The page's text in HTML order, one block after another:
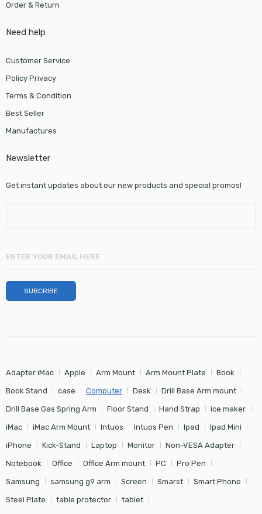
Order & Return
Need help
Customer Service
Policy Privacy
Terms & Condition
Best Seller
Manufactures
Newsletter
Get instant updates about our new products and special promos!
Adapter iMac Apple Arm Mount Arm Mount Plate Book
Book Stand case Computer Desk Drill Base Arm mount
Drill Base Gas Spring Arm Floor Stand Hand Strap ice maker
iMac iMac Arm Mount Intuos Intuos Pen Ipad Ipad Mini
iPhone Kick-Stand Laptop Monitor Non-VESA Adapter
Notebook Office Office Arm mount PC Pro Pen
Samsung samsung g9 arm Screen Smarst Smart Phone
Steel Plate table protector tablet